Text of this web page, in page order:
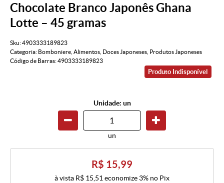
Chocolate Branco Japonês Ghana
Lotte – 45 gramas
Sku:4903333189823
Categoria: Bomboniere Alimentos Doces Japoneses Produtos Japoneses
Código de Barras:4903333189823
Produto Indisponível
Unidade: un
un
R$ 15,99
à vista R$ 15,51 economize 3% no Pix